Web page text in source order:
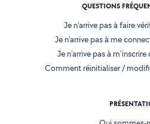
QUESTIONS
Je n'arrive pas à faire
Je n'arrive pas à me
Je n'arrive pas à
Comment réinitialiser /